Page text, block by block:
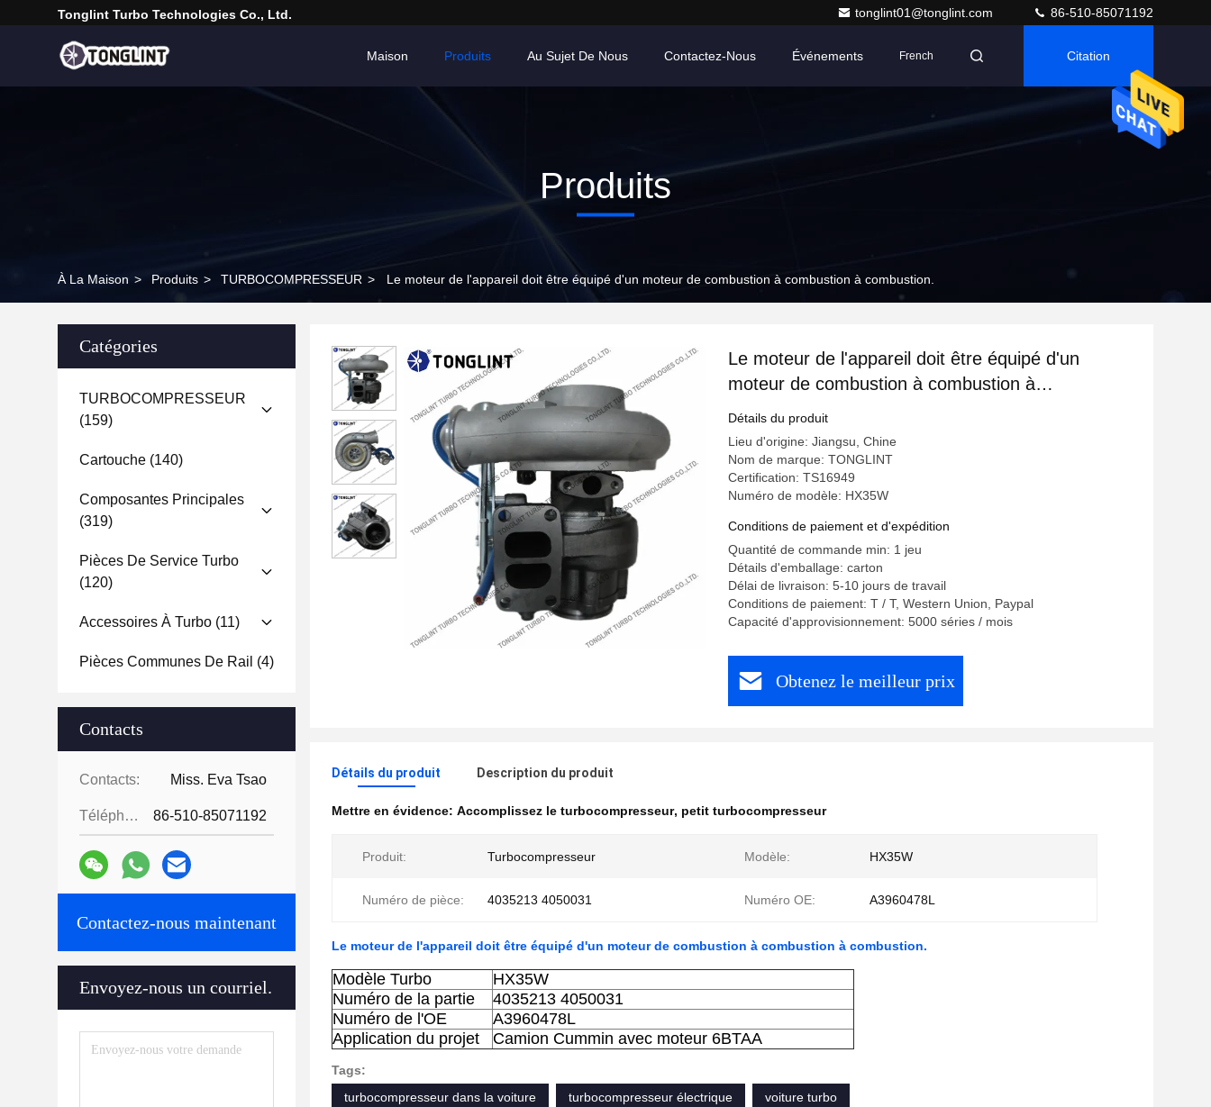
Tonglint Turbo Technologies Co., Ltd. tonglint01@tonglint.com 86-510-85071192
Maison Produits Au Sujet De Nous Contactez-Nous Événements French Citation
Produits
À La Maison > Produits > TURBOCOMPRESSEUR > Le moteur de l'appareil doit être équipé d'un moteur de combustion à combustion à combustion.
Catégories
TURBOCOMPRESSEUR
(159)
Cartouche (140)
Composantes Principales
(319)
Pièces De Service Turbo
(120)
Accessoires À Turbo (11)
Pièces Communes De Rail (4)
Contacts
Contacts: Miss. Eva Tsao
Téléphone: 86-510-85071192
Contactez-nous maintenant
Envoyez-nous un courriel.
Le moteur de l'appareil doit être équipé d'un
moteur de combustion à combustion à
combustion.
Détails du produit
Lieu d'origine: Jiangsu, Chine
Nom de marque: TONGLINT
Certification: TS16949
Numéro de modèle: HX35W
Conditions de paiement et d'expédition
Quantité de commande min: 1 jeu
Détails d'emballage: carton
Délai de livraison: 5-10 jours de travail
Conditions de paiement: T / T, Western Union, Paypal
Capacité d'approvisionnement: 5000 séries / mois
Obtenez le meilleur prix
Détails du produit Description du produit
Mettre en évidence: Accomplissez le turbocompresseur, petit turbocompresseur
Produit: Turbocompresseur Modèle: HX35W
Numéro de pièce: 4035213 4050031 Numéro OE: A3960478L
Le moteur de l'appareil doit être équipé d'un moteur de combustion à combustion à combustion.
Modèle Turbo
HX35W
Numéro de la partie
4035213 4050031
Numéro de l'OE
A3960478L
Application du projet
Camion Cummin avec moteur 6BTAA
Tags:
turbocompresseur dans la voiture
turbocompresseur électrique voiture turbo